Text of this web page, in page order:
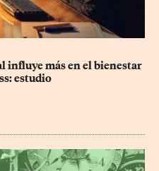
influye más en el bienestar
estudio